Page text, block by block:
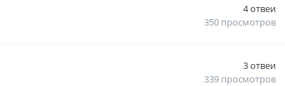
4отвеи
350 просмотров
3отвеи
339 просмотров